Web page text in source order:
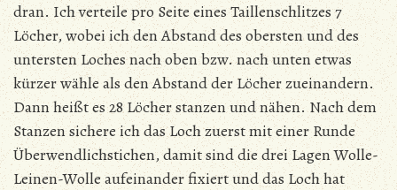
dran. Ich verteile pro Seite eines Taillenschlitzes 7
Löcher, wobei ich den Abstand des obersten und des
untersten Loches nach oben bzw. nach unten etwas
kürzer wähle als den Abstand der Löcher zueinandern.
Dann heißt es 28 Löcher stanzen und nähen. Nach dem
Stanzen sichere ich das Loch zuerst mit einer Runde
Überwendlichstichen, damit sind die drei Lagen Wolle-
Leinen-Wolle aufeinander fixiert und das Loch hat